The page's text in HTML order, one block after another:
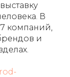
В
компаний,
и